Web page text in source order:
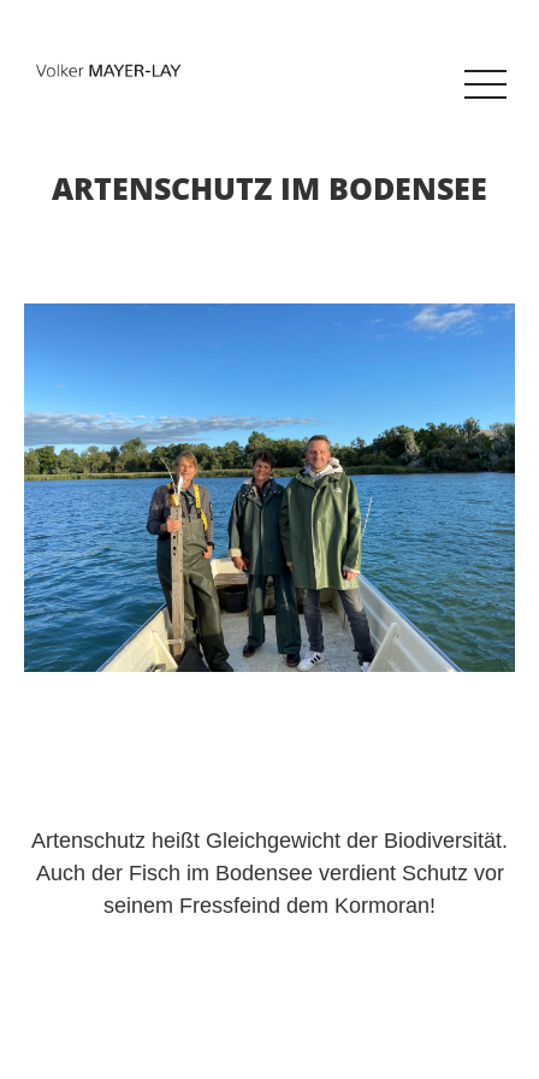
ARTENSCHUTZ IM BODENSEE
Artenschutz heißt Gleichgewicht der Biodiversität.
Auch der Fisch im Bodensee verdient Schutz vor
seinem Fressfeind dem Kormoran!